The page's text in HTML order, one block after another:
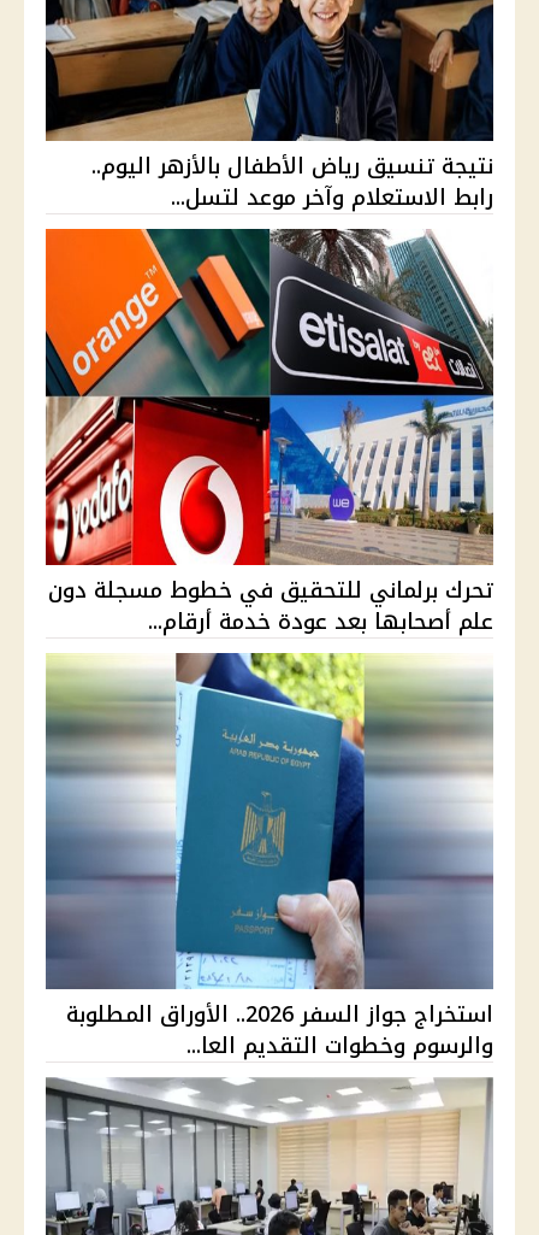
نتيجة تنسيق رياض الأطفال بالأزهر اليوم..
رابط الاستعلام وآخر موعد لتسل...
تحرك برلماني للتحقيق في خطوط مسجلة دون
علم أصحابها بعد عودة خدمة أرقام...
استخراج جواز السفر 2026.. الأوراق المطلوبة
والرسوم وخطوات التقديم العا...